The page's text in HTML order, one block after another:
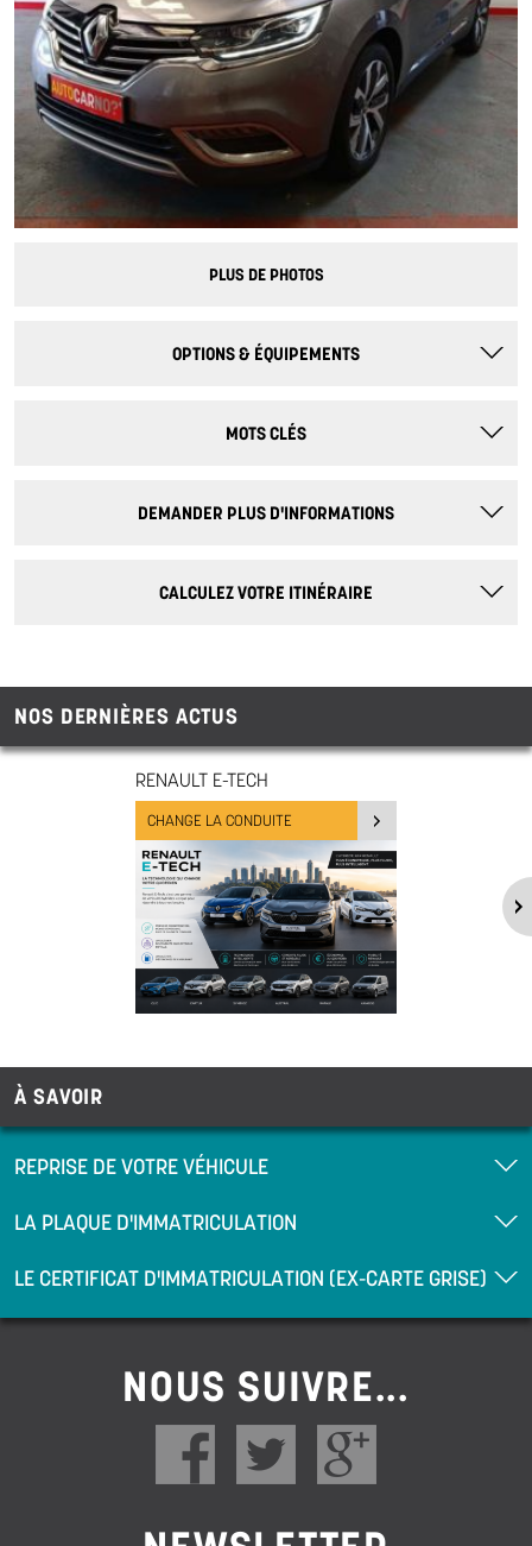
PLUS DE PHOTOS
OPTIONS & ÉQUIPEMENTS
MOTS CLÉS
DEMANDER PLUS D'INFORMATIONS
CALCULEZ VOTRE ITINÉRAIRE
NOS DERNIÈRES ACTUS
RENAULT E-TECH
CHANGE LA CONDUITE
À SAVOIR
REPRISE DE VOTRE VÉHICULE
LA PLAQUE D'IMMATRICULATION
LE CERTIFICAT D'IMMATRICULATION (EX-CARTE GRISE)
NOUS SUIVRE...